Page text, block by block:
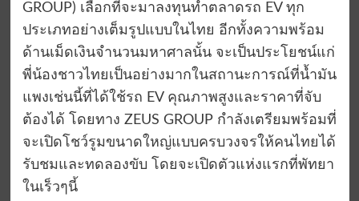
GROUP) เลือกที่จะมาลงทุนทำตลาดรถ EV ทุก
ประเภทอย่างเต็มรูปแบบในไทย อีกทั้งความพร้อม
ด้านเม็ดเงินจำนวนมหาศาลนั้น จะเป็นประโยชน์แก่
พี่น้องชาวไทยเป็นอย่างมากในสถานะการณ์ที่น้ำมัน
แพงเช่นนี้ที่ได้ใช้รถ EV คุณภาพสูงและราคาที่จับ
ต้องได้ โดยทาง ZEUS GROUP กำลังเตรียมพร้อมที่
จะเปิดโชว์รูมขนาดใหญ่แบบครบวงจรให้คนไทยได้
รับชมและทดลองขับ โดยจะเปิดตัวแห่งแรกที่พัทยา
ในเร็วๆนี้